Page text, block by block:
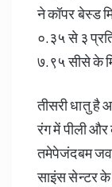
ने कॉपर बेस्ड
०.३५ से ३
७.९५ सीसे के
तीसरी धातु है
रंग में पीली
तमेपेजंदबम जव
साइंस सेन्टर के